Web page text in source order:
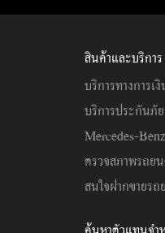
สินค้าและบริการ
บริการทางการเ
บริการประกันภัย
Mercedes-
ตรวจสภาพรถย
สนใจฝากขายร